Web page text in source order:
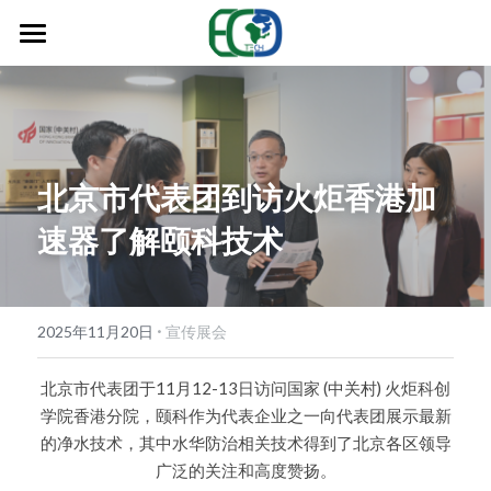
首页
产品服务
尽藻达（水产专用）
尽藻达（专业版）
鲸悦智滤
无氯泳净
碧水清
氨氮消（专业版）
氨氮消（水产专用）
关于我们
应用案例
新闻动态
环保科普
联系我们
北京市代表团到访火炬香港加
速器了解颐科技术
2025年11月20日 · 宣传展会
北京市代表团于11月12-13日访问国家 (中关村) 火炬科创
学院香港分院，颐科作为代表企业之一向代表团展示最新
的净水技术，其中水华防治相关技术得到了北京各区领导
广泛的关注和高度赞扬。